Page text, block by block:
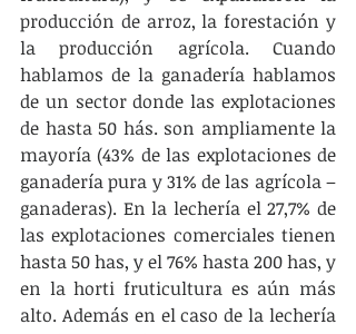
producción de arroz, la forestación y
la producción agrícola. Cuando
hablamos de la ganadería hablamos
de un sector donde las explotaciones
de hasta 50 hás. son ampliamente la
mayoría (43% de las explotaciones de
ganadería pura y 31% de las agrícola –
ganaderas). En la lechería el 27,7% de
las explotaciones comerciales tienen
hasta 50 has, y el 76% hasta 200 has, y
en la horti fruticultura es aún más
alto. Además en el caso de la lechería